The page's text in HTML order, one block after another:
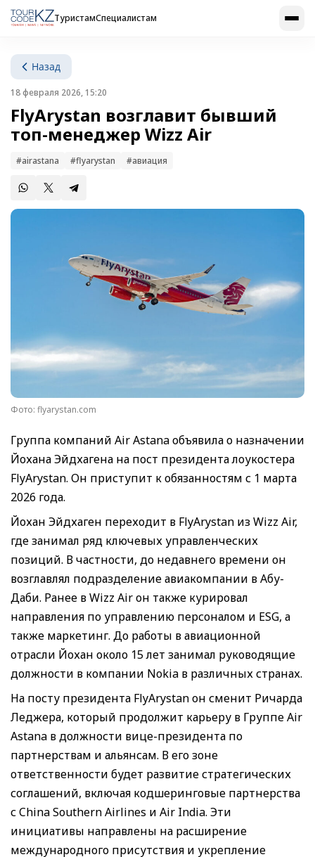
ТуристамСпециалистам
Назад
18 февраля 2026, 15:20
FlyArystan возглавит бывший
топ-менеджер Wizz Air
#airastana #flyarystan #авиация
Фото: flyarystan.com
Группа компаний Air Astana объявила о назначении
Йохана Эйдхагена на пост президента лоукостера
FlyArystan. Он приступит к обязанностям с 1 марта
2026 года.
Йохан Эйдхаген переходит в FlyArystan из Wizz Air,
где занимал ряд ключевых управленческих
позиций. В частности, до недавнего времени он
возглавлял подразделение авиакомпании в Абу-
Даби. Ранее в Wizz Air он также курировал
направления по управлению персоналом и ESG, а
также маркетинг. До работы в авиационной
отрасли Йохан около 15 лет занимал руководящие
должности в компании Nokia в различных странах.
На посту президента FlyArystan он сменит Ричарда
Леджера, который продолжит карьеру в Группе Air
Astana в должности вице-президента по
партнерствам и альянсам. В его зоне
ответственности будет развитие стратегических
соглашений, включая кодшеринговые партнерства
с China Southern Airlines и Air India. Эти
инициативы направлены на расширение
международного присутствия и укрепление